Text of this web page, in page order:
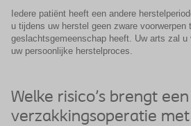
Iedere patiënt heeft een andere
u tijdens uw herstel geen zware voorwerpen
geslachtsgemeenschap heeft. Uw arts zal u
uw persoonlijke herstelproces.
Welke risico's brengt een
verzakkingsoperatie